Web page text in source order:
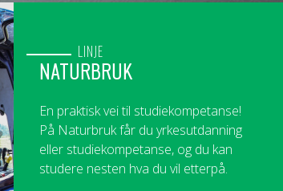
LINJE
NATURBRUK
En praktisk vei til studiekompetanse!
På Naturbruk får du yrkesutdanning
eller studiekompetanse, og du kan
studere nesten hva du vil etterpå.